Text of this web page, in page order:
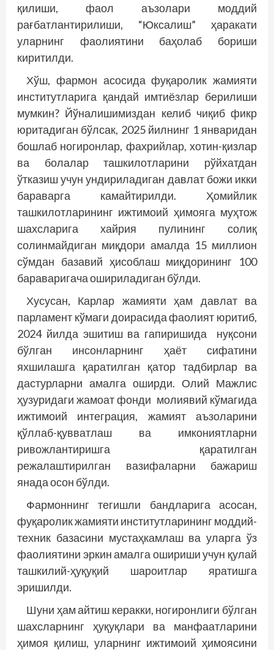
қилиши, фаол аъзолари моддий
рағбатлантирилиши, “Юксалиш” ҳаракати
уларнинг фаолиятини баҳолаб бориши
киритилди.
Хўш, фармон асосида фуқаролик жамияти
институтларига қандай имтиёзлар берилиши
мумкин? Йўналишимиздан келиб чиқиб фикр
юритадиган бўлсак, 2025 йилнинг 1 январидан
бошлаб ногиронлар, фахрийлар, хотин-қизлар
ва болалар ташкилотларини рўйхатдан
ўтказиш учун ундириладиган давлат божи икки
бараварга камайтирилди. Ҳомийлик
ташкилотларининг ижтимоий ҳимояга муҳтож
шахсларига хайрия пулининг солиқ
солинмайдиган миқдори амалда 15 миллион
сўмдан базавий ҳисоблаш миқдорининг 100
бараваригача ошириладиган бўлди.
Хусусан, Карлар жамияти ҳам давлат ва
парламент кўмаги доирасида фаолият юритиб,
2024 йилда эшитиш ва гапиришида нуқсони
бўлган инсонларнинг ҳаёт сифатини
яхшилашга қаратилган қатор тадбирлар ва
дастурларни амалга оширди. Олий Мажлис
ҳузуридаги жамоат фонди молиявий кўмагида
ижтимоий интеграция, жамият аъзоларини
қўллаб-қувватлаш ва имкониятларни
ривожлантиришга қаратилган
режалаштирилган вазифаларни бажариш
янада осон бўлди.
Фармоннинг тегишли бандларига асосан,
фуқаролик жамияти институтларининг моддий-
техник базасини мустаҳкамлаш ва уларга ўз
фаолиятини эркин амалга ошириши учун қулай
ташкилий-ҳуқуқий шароитлар яратишга
эришилди.
Шуни ҳам айтиш керакки, ногиронлиги бўлган
шахсларнинг ҳуқуқлари ва манфаатларини
ҳимоя қилиш, уларнинг ижтимоий ҳимоясини